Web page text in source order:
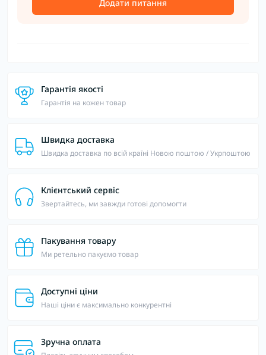
Додати питання
Гарантія якості
Гарантія на кожен товар
Швидка доставка
Швидка доставка по всій країні Новою поштою / Укрпоштою
Клієнтський сервіс
Звертайтесь, ми завжди готові допомогти
Пакування товару
Ми ретельно пакуємо товар
Доступні ціни
Наші ціни є максимально конкурентні
Зручна оплата